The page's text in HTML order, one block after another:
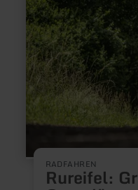
RADFAHREN
Rureifel:
"Heavy
Gravel"